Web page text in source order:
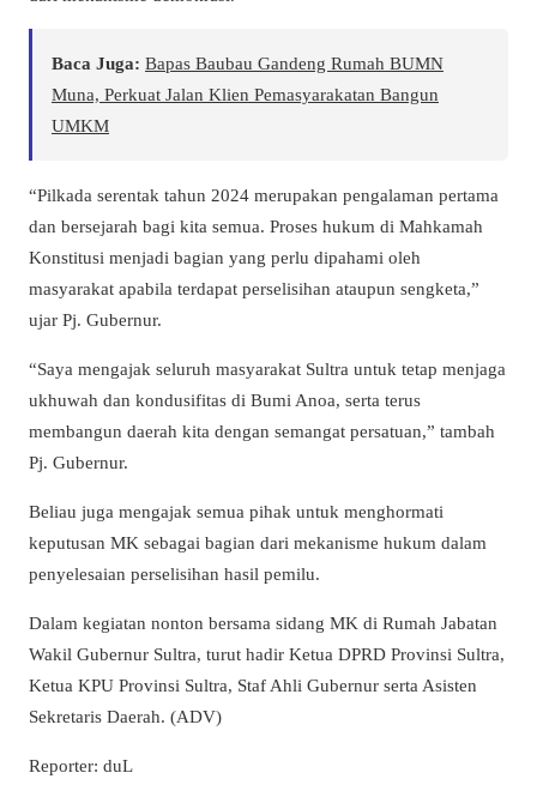
Baca Juga: Bapas Baubau Gandeng Rumah BUMN
Muna, Perkuat Jalan Klien Pemasyarakatan Bangun
UMKM
“Pilkada serentak tahun 2024 merupakan pengalaman pertama
dan bersejarah bagi kita semua. Proses hukum di Mahkamah
Konstitusi menjadi bagian yang perlu dipahami oleh
masyarakat apabila terdapat perselisihan ataupun sengketa,”
ujar Pj. Gubernur.
“Saya mengajak seluruh masyarakat Sultra untuk tetap menjaga
ukhuwah dan kondusifitas di Bumi Anoa, serta terus
membangun daerah kita dengan semangat persatuan,” tambah
Pj. Gubernur.
Beliau juga mengajak semua pihak untuk menghormati
keputusan MK sebagai bagian dari mekanisme hukum dalam
penyelesaian perselisihan hasil pemilu.
Dalam kegiatan nonton bersama sidang MK di Rumah Jabatan
Wakil Gubernur Sultra, turut hadir Ketua DPRD Provinsi Sultra,
Ketua KPU Provinsi Sultra, Staf Ahli Gubernur serta Asisten
Sekretaris Daerah. (ADV)
Reporter: duL